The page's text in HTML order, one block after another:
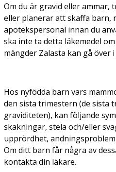
Om du är gravid eller ammar,
eller planerar att skaffa barn,
apotekspersonal innan du
ska inte ta detta läkemedel
mängder Zalasta kan gå över
Hos nyfödda barn vars
den sista trimestern (de sista
graviditeten), kan följande
skakningar, stela och/eller
upprördhet,
Om ditt barn får några av
kontakta din läkare.